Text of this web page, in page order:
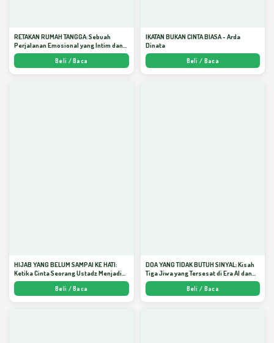
RETAKAN RUMAH TANGGA: Sebuah
Perjalanan Emosional yang Intim dan
Mendalam - Arda Dinata
Beli / Baca
IKATAN BUKAN CINTA BIASA - Arda
Dinata
Beli / Baca
HIJAB YANG BELUM SAMPAI KE HATI:
Ketika Cinta Seorang Ustadz Menjadi
Cermin yang Paling Kejam - Arda
Beli / Baca
DOA YANG TIDAK BUTUH SINYAL: Kisah
Tiga Jiwa yang Tersesat di Era AI dan
Menemukan Jalan Pulang di Bulan
Ramadhan" - Arda Dinata
Beli / Baca